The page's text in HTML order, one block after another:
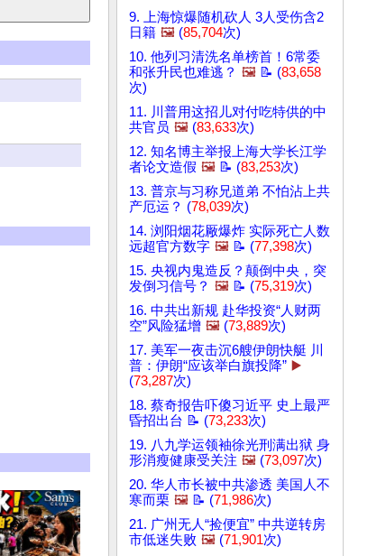
9. 上海惊爆随机砍人 3人受伤含2
日籍 🖼️ (85,704次)
10. 他列习清洗名单榜首！6常委
和张升民也难逃？ 🖼️ 📝 (83,658
次)
11. 川普用这招儿对付吃特供的中
共官员 🖼️ (83,633次)
12. 知名博主举报上海大学长江学
者论文造假 🖼️ 📝 (83,253次)
13. 普京与习称兄道弟 不怕沾上共
产厄运？ (78,039次)
14. 浏阳烟花厰爆炸 实际死亡人数
远超官方数字 🖼️ 📝 (77,398次)
15. 央视内鬼造反？颠倒中央，突
发倒习信号？ 🖼️ 📝 (75,319次)
16. 中共出新规 赴华投资“人财两
空”风险猛增 🖼️ (73,889次)
17. 美军一夜击沉6艘伊朗快艇 川
普：伊朗“应该举白旗投降” ▶️
(73,287次)
18. 蔡奇报告吓傻习近平 史上最严
昏招出台 📝 (73,233次)
19. 八九学运领袖徐光刑满出狱 身
形消瘦健康受关注 🖼️ (73,097次)
20. 华人市长被中共渗透 美国人不
寒而栗 🖼️ 📝 (71,986次)
21. 广州无人“捡便宜” 中共逆转房
市低迷失败 🖼️ (71,901次)